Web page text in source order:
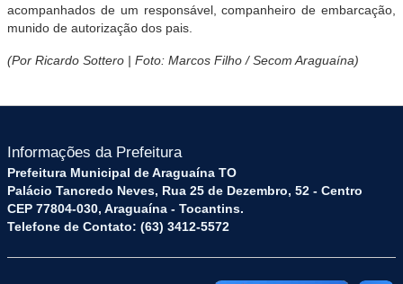
acompanhados de um responsável, companheiro de embarcação,
munido de autorização dos pais.
(Por Ricardo Sottero | Foto: Marcos Filho / Secom Araguaína)
Informações da Prefeitura
Prefeitura Municipal de Araguaína TO
Palácio Tancredo Neves, Rua 25 de Dezembro, 52 - Centro
CEP 77804-030, Araguaína - Tocantins.
Telefone de Contato: (63) 3412-5572